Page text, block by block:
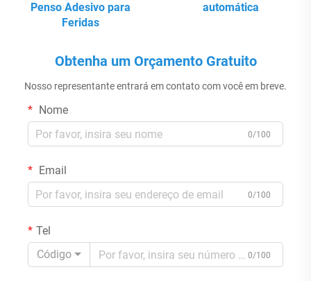
Penso Adesivo para
Feridas
automática
Obtenha um Orçamento Gratuito
Nosso representante entrará em contato com você em breve.
Nome
0/100
Email
0/100
Tel
Código
0/100